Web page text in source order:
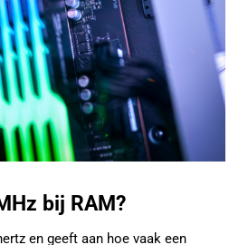
bij RAM?
en geeft aan hoe vaak een